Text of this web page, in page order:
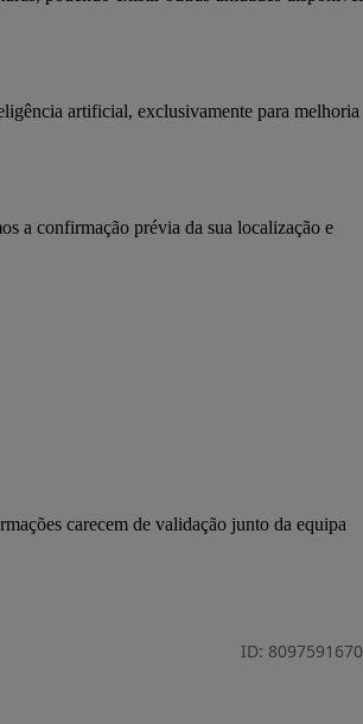
artificial, exclusivamente para melhoria
a confirmação prévia da sua localização e
carecem de validação junto da equipa
ID: 8097591670